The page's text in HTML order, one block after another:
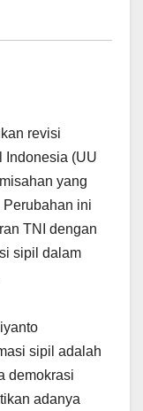
revisi
Indonesia (UU
yang
ini
TNI dengan
sipil dalam
sipil adalah
demokrasi
adanya